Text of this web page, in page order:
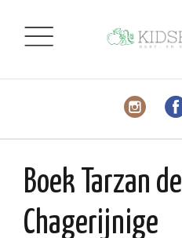
Boek Tarzan de
Chagerijnige